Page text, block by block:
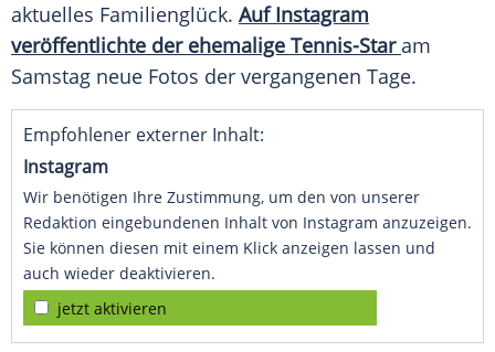
aktuelles Familienglück. Auf Instagram
veröffentlichte der ehemalige Tennis-Staram
Samstag neue Fotos der vergangenen Tage.
Empfohlener externer Inhalt:
Instagram
Wir benötigen Ihre Zustimmung, um den von unserer
Redaktion eingebundenen Inhalt von Instagram anzuzeigen.
Sie können diesen mit einem Klick anzeigen lassen und
auch wieder deaktivieren.
jetzt aktivieren